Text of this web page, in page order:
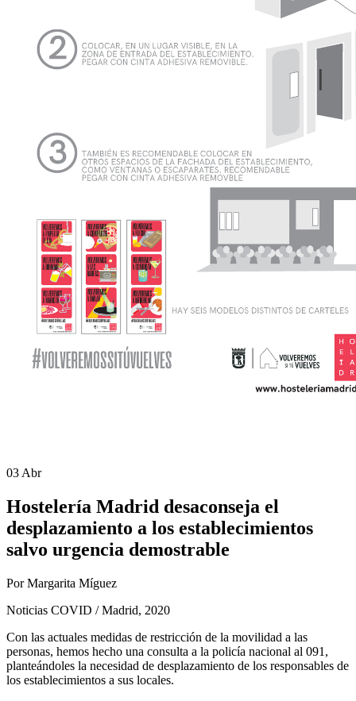
03 Abr
Hostelería Madrid desaconseja el
desplazamiento a los establecimientos
salvo urgencia demostrable
Por Margarita Míguez
Noticias COVID / Madrid, 2020
Con las actuales medidas de restricción de la movilidad a las
personas, hemos hecho una consulta a la policía nacional al 091,
planteándoles la necesidad de desplazamiento de los responsables de
los establecimientos a sus locales.